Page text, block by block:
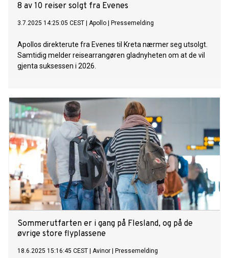
8 av 10 reiser solgt fra Evenes
3.7.2025 14:25:05 CEST Apollo Pressemelding
Apollos direkterute fra Evenes til Kreta nærmer seg utsolgt.
Samtidig melder reisearrangøren gladnyheten om at de vil
gjenta suksessen i 2026.
Sommerutfarten er i gang på Flesland, og på de
øvrige store flyplassene
18.6.2025 15:16:45 CEST Avinor Pressemelding